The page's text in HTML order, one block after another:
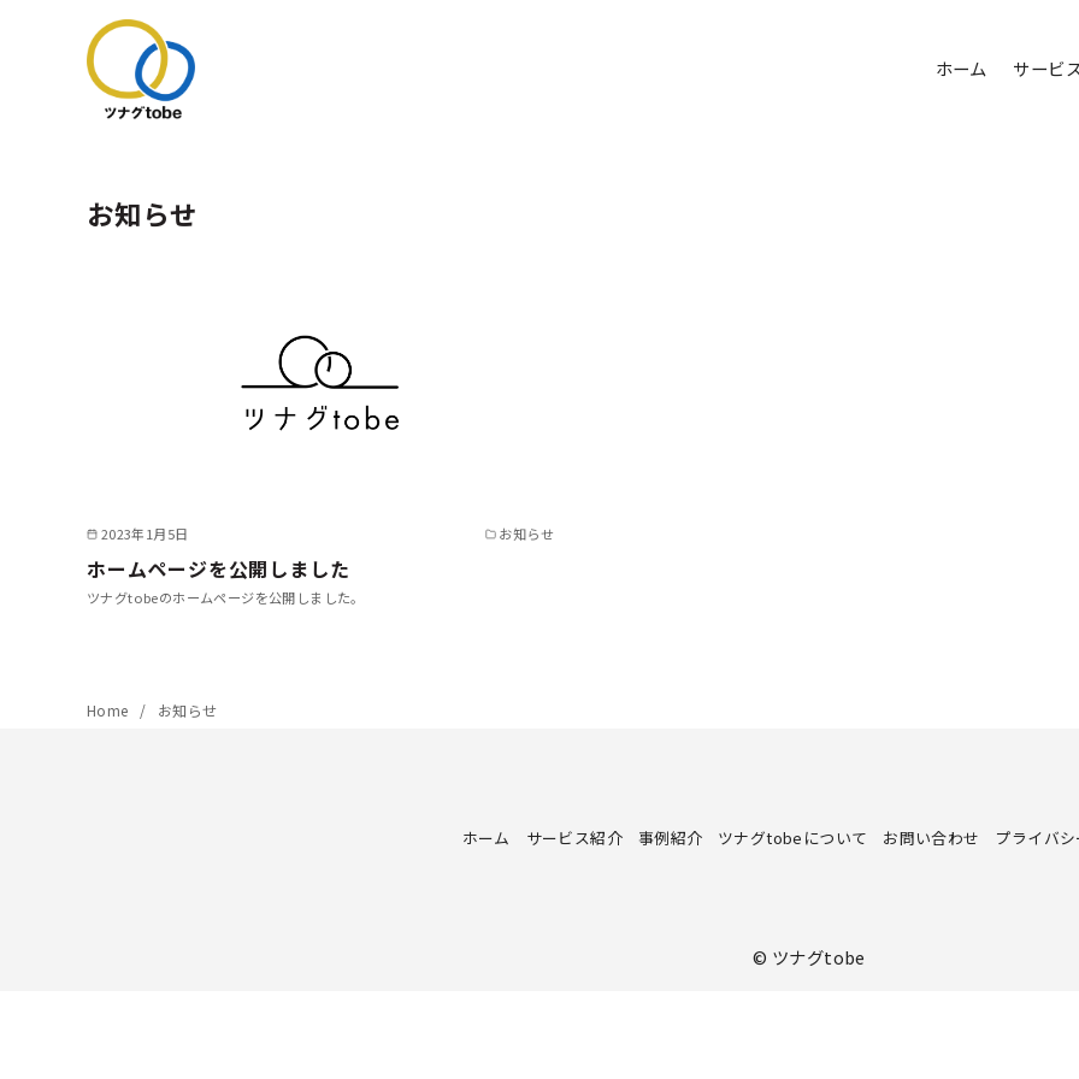
ホーム サービ
お知らせ
2023年1月5日 お知らせ
ホームページを公開しました
ツナグtobeのホームページを公開しました。
Home お知らせ
ホーム サービス紹介 事例紹介 ツナグtobeについて お問い合わせ プライバ
© ツナグtobe